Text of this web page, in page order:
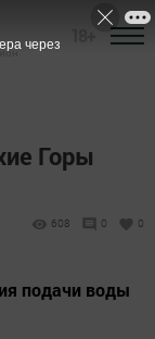
Горы
608 0 0
подачи воды
через